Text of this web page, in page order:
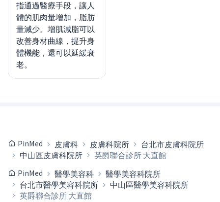
指通過醫療手段，讓人
體的肌肉量增加，脂肪
量減少。增肌減脂可以
改善身材曲線，提升身
體機能，還可以延緩衰
老。
PinMed 皮膚科 皮膚科院所
台北市皮膚科院所
中山區皮膚科院所
英爵聯合診所 大直館
PinMed
醫學美容科
醫學美容科院所
台北市醫學美容科院所
中山區醫學美容科院所
英爵聯合診所 大直館